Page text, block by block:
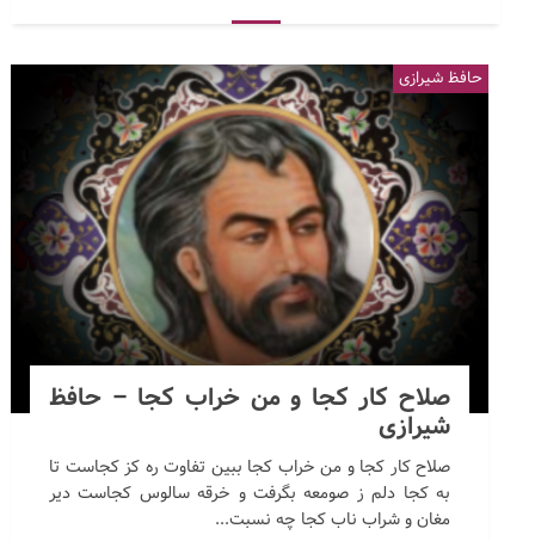
صلاح کار کجا و من خراب کجا – حافظ
شیرازی
صلاح کار کجا و من خراب کجا ببین تفاوت ره کز کجاست تا
به کجا دلم ز صومعه بگرفت و خرقه سالوس کجاست دیر
مغان و شراب ناب کجا چه نسبت...
حافظ شیرازی